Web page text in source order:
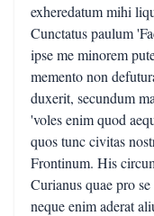
exheredatum mihi
Cunctatus paulum
ipse me minorem
memento non
duxerit, secundum
'voles enim quod
quos tunc civitas
Frontinum. His
Curianus quae pro
neque enim aderat